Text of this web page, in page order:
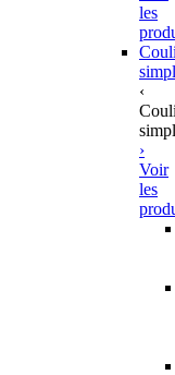
les
‹
›
Voir
les